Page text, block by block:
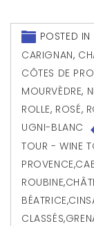
POSTED IN
CARIGNAN,
CÔTES DE
MOURVÈDRE,
ROLLE, ROSÉ,
UGNI-BLANC
TOUR - WINE
PROVENCE,
ROUBINE,
BÉATRICE,
CLASSÉS,